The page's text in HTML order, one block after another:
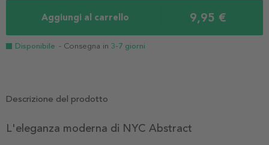
Aggiungi al carrello 9,95 €
Disponibile - Consegna in 3-7 giorni
Descrizione del prodotto
L'eleganza moderna di NYC Abstract